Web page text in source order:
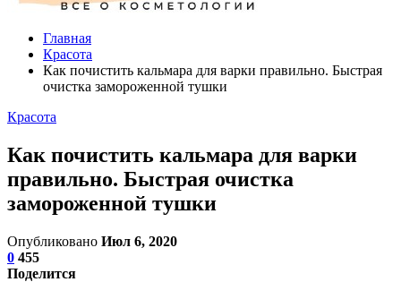
Главная
Красота
Как почистить кальмара для варки правильно. Быстрая
очистка замороженной тушки
Красота
Как почистить кальмара для варки
правильно. Быстрая очистка
замороженной тушки
Опубликовано Июл 6, 2020
0 455
Поделится